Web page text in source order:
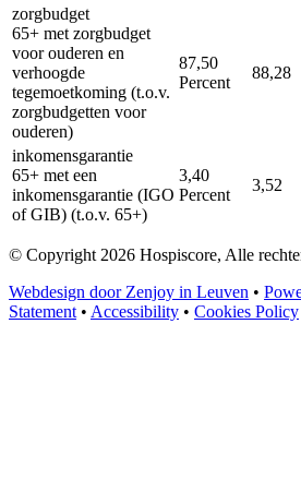
zorgbudget
65+ met zorgbudget
voor ouderen en
verhoogde
tegemoetkoming (t.o.v.
zorgbudgetten voor
ouderen)
87,50
Percent
88,28
inkomensgarantie
65+ met een
inkomensgarantie (IGO
of GIB) (t.o.v. 65+)
3,40
Percent
3,52
© Copyright 2026 Hospiscore, Alle
Webdesign door Zenjoy in Leuven •
Statement • Accessibility • Cookies Policy